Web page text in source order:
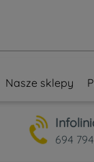
Nasze sklepy
694